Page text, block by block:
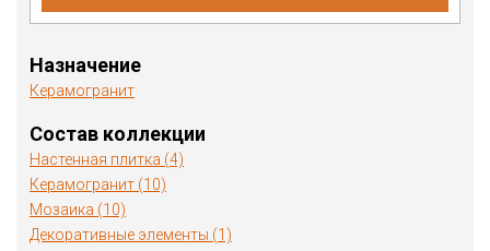
Назначение
Керамогранит
Состав коллекции
Настенная плитка (4)
Керамогранит (10)
Мозаика (10)
Декоративные элементы (1)